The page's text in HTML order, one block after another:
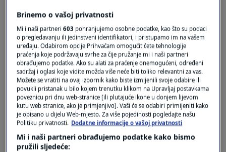
Oglas
PRESELILI IZ NEW YORKA
Stariji bračni par otišao na odmor u Italiju i
odlučio ostati: "Nismo se htjeli vratiti,
život nam je puno jeftiniji"
LIFESTYLE
Brinemo o vašoj privatnosti
Mi i naši partneri603 pohranjujemo osobne podatke, kao što su podaci
o pregledavanju ili jedinstveni identifikatori, i pristupamo im na vašem
uređaju. Odabirom opcije Prihvaćam omogućit ćete tehnologije
praćenja koje podržavaju svrhe za čije pružanje mi i naši partneri
obrađujemo podatke. Ako su alati za praćenje onemogućeni, određeni
sadržaj i oglasi koje vidite možda više neće biti toliko relevantni za vas.
Možete se vratiti na ovaj izbornik kako biste izmijenili svoje odabire ili
povukli pristanak u bilo kojem trenutku klikom na Upravljaj postavkama
poveznicu pri dnu web-stranice [ili plutajuće ikone u donjem lijevom
kutu web stranice, ako je primjenjivo]. Vaši će se odabiri primijeniti kako
je opisano u dijelu Web-mjesto. Za više pojedinosti pogledajte našu
Politiku privatnosti. Dodatne informacije o vašoj privatnosti
Mi i naši partneri obrađujemo podatke kako bismo
pružili sljedeće: